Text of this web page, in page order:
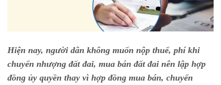
Hiện nay, người dân không muốn nộp thuế, phí khi
chuyển nhượng đất đai, mua bán đất đai nên lập hợp
đồng ủy quyền thay vì hợp đồng mua bán, chuyển